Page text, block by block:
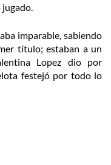
imparable, sabiendo
título; estaban a un
Lopez dio por
festejó por todo lo